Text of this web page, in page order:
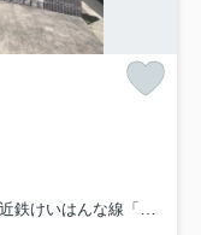
近鉄けいはんな線「吉田」駅 徒歩17分